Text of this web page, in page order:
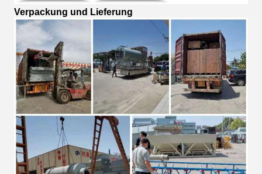
Verpackung und Lieferung